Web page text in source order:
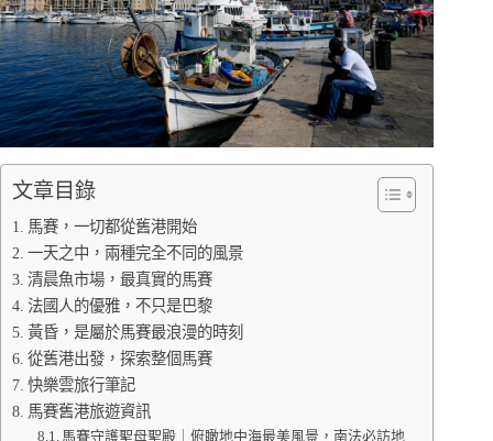
文章目錄
馬賽，一切都從舊港開始
一天之中，兩種完全不同的風景
清晨魚市場，最真實的馬賽
法國人的優雅，不只是巴黎
黃昏，是屬於馬賽最浪漫的時刻
從舊港出發，探索整個馬賽
快樂雲旅行筆記
馬賽舊港旅遊資訊
馬賽守護聖母聖殿｜俯瞰地中海最美風景，南法必訪地